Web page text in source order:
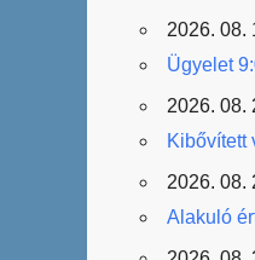
2026. 08.
Ügyelet
2026. 08.
Kibővített
2026. 08.
Alakuló